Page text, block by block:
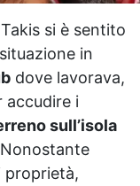
si è sentito
in
dove lavorava,
accudire i
sull’isola
proprietà,